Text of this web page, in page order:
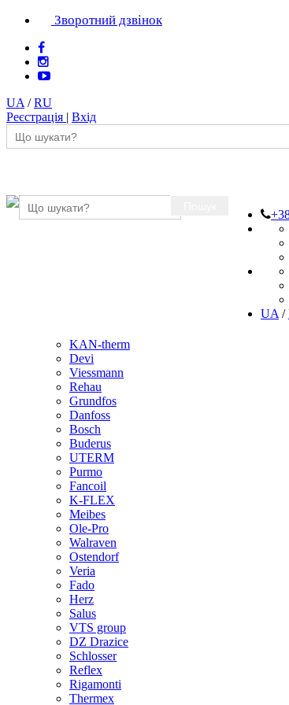
Зворотний дзвінок
UA /RU
Реєстрація | Вхід
UA /
KAN-therm
Devi
Viessmann
Rehau
Grundfos
Danfoss
Bosch
Buderus
UTERM
Purmo
Fancoil
K-FLEX
Meibes
Ole-Pro
Walraven
Ostendorf
Veria
Fado
Herz
Salus
VTS group
DZ Drazice
Schlosser
Reflex
Rigamonti
Thermex